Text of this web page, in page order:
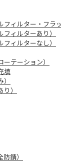
ィルター・フラ
ィルターあり）
ィルターなし）
テーション）
填
）
錆）